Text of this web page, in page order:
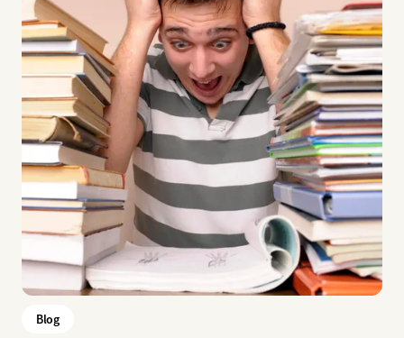
Blog